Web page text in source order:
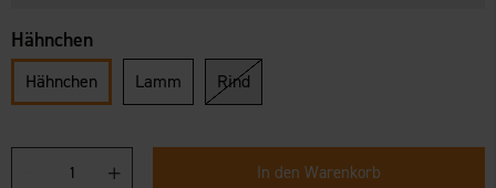
Hähnchen
Hähnchen Lamm Rind
In den Warenkorb